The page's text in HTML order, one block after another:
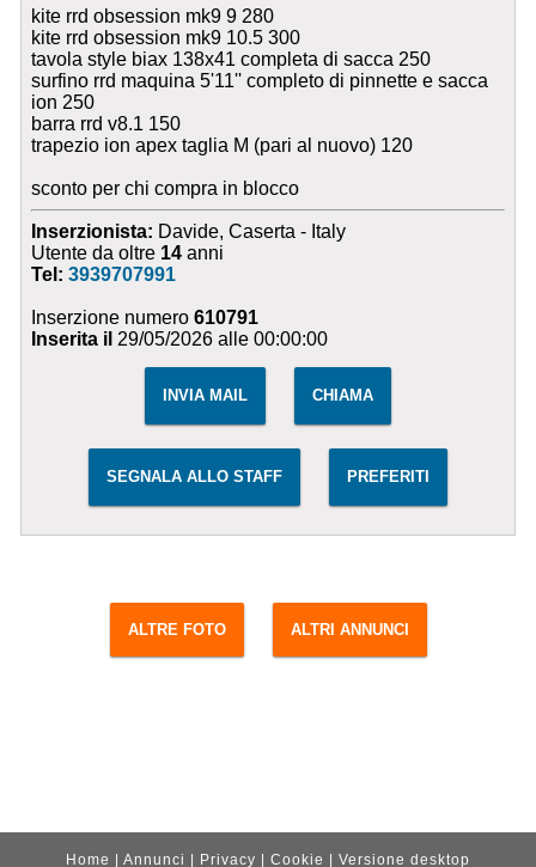
kite rrd obsession mk9 9 280
kite rrd obsession mk9 10.5 300
tavola style biax 138x41 completa di sacca 250
surfino rrd maquina 5'11'' completo di pinnette e sacca
ion 250
barra rrd v8.1 150
trapezio ion apex taglia M (pari al nuovo) 120
sconto per chi compra in blocco
Inserzionista: Davide, Caserta - Italy
Utente da oltre 14 anni
Tel:3939707991
Inserzione numero610791
Inserita il 29/05/2026 alle 00:00:00
INVIA MAIL CHIAMA
SEGNALA ALLO STAFF PREFERITI
ALTRE FOTO ALTRI ANNUNCI
Home | Annunci | Privacy | Cookie | Versione desktop